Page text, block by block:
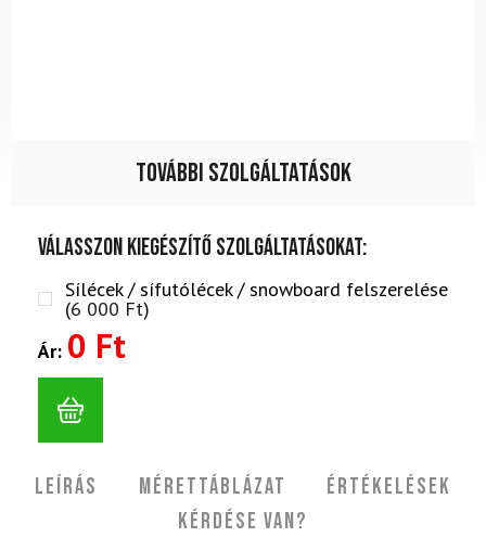
További szolgáltatások
Válasszon kiegészítő szolgáltatásokat:
Sílécek / sífutólécek / snowboard felszerelése
(6 000 Ft)
Ár: 0 Ft
Leírás Mérettáblázat
Értékelések
Kérdése van?